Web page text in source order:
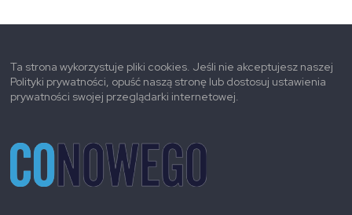
Ta strona wykorzystuje pliki cookies. Jeśli nie akceptujesz naszej
Polityki prywatności, opuść naszą stronę lub dostosuj ustawienia
prywatności swojej przeglądarki internetowej.